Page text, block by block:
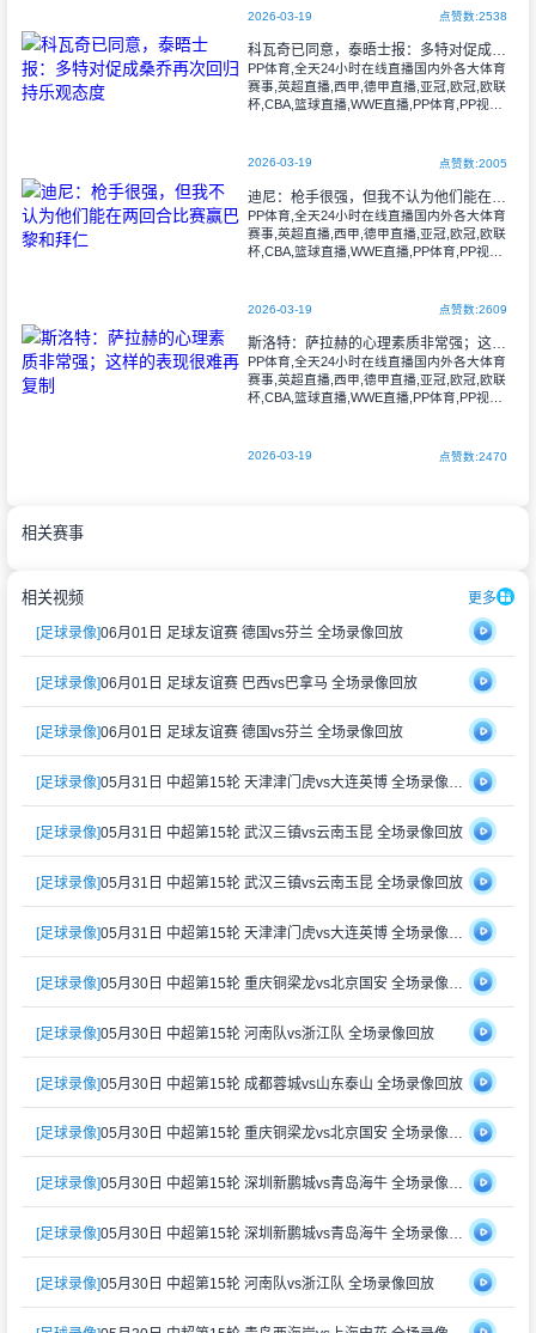
2026-03-19 点赞数:2538
科瓦奇已同意，泰晤士报：多特对促成桑乔再次回归持乐观态度
PP体育,全天24小时在线直播国内外各大体育
赛事,英超直播,西甲,德甲直播,亚冠,欧冠,欧联
杯,CBA,篮球直播,WWE直播,PP体育,PP视频
2026-03-19 点赞数:2005
迪尼：枪手很强，但我不认为他们能在两回合比赛赢巴黎和拜仁
PP体育,全天24小时在线直播国内外各大体育
赛事,英超直播,西甲,德甲直播,亚冠,欧冠,欧联
杯,CBA,篮球直播,WWE直播,PP体育,PP视频
2026-03-19 点赞数:2609
斯洛特：萨拉赫的心理素质非常强；这样的表现很难再复制
PP体育,全天24小时在线直播国内外各大体育
赛事,英超直播,西甲,德甲直播,亚冠,欧冠,欧联
杯,CBA,篮球直播,WWE直播,PP体育,PP视频
2026-03-19 点赞数:2470
相关赛事
相关视频 更多
[足球录像]06月01日 足球友谊赛 德国vs芬兰 全场录像回放
[足球录像]06月01日 足球友谊赛 巴西vs巴拿马 全场录像回放
[足球录像]06月01日 足球友谊赛 德国vs芬兰 全场录像回放
[足球录像] 05月31日 中超第15轮 天津津门虎vs大连英博 全场录像回放
[足球录像]05月31日 中超第15轮 武汉三镇vs云南玉昆 全场录像回放
[足球录像]05月31日 中超第15轮 武汉三镇vs云南玉昆 全场录像回放
[足球录像] 05月31日 中超第15轮 天津津门虎vs大连英博 全场录像回放
[足球录像] 05月30日 中超第15轮 重庆铜梁龙vs北京国安 全场录像回放
[足球录像]05月30日 中超第15轮 河南队vs浙江队 全场录像回放
[足球录像]05月30日 中超第15轮 成都蓉城vs山东泰山 全场录像回放
[足球录像] 05月30日 中超第15轮 重庆铜梁龙vs北京国安 全场录像回放
[足球录像] 05月30日 中超第15轮 深圳新鹏城vs青岛海牛 全场录像回放
[足球录像] 05月30日 中超第15轮 深圳新鹏城vs青岛海牛 全场录像回放
[足球录像]05月30日 中超第15轮 河南队vs浙江队 全场录像回放